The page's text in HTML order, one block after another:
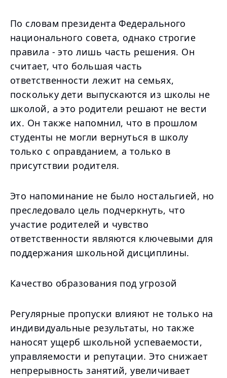
По словам президента Федерального
национального совета, однако строгие
правила - это лишь часть решения. Он
считает, что большая часть
ответственности лежит на семьях,
поскольку дети выпускаются из школы не
школой, а это родители решают не вести
их. Он также напомнил, что в прошлом
студенты не могли вернуться в школу
только с оправданием, а только в
присутствии родителя.
Это напоминание не было ностальгией, но
преследовало цель подчеркнуть, что
участие родителей и чувство
ответственности являются ключевыми для
поддержания школьной дисциплины.
Качество образования под угрозой
Регулярные пропуски влияют не только на
индивидуальные результаты, но также
наносят ущерб школьной успеваемости,
управляемости и репутации. Это снижает
непрерывность занятий, увеличивает